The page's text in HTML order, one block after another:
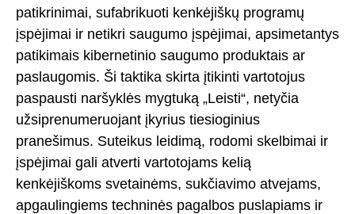
patikrinimai, sufabrikuoti kenkėjiškų programų
įspėjimai ir netikri saugumo įspėjimai, apsimetantys
patikimais kibernetinio saugumo produktais ar
paslaugomis. Ši taktika skirta įtikinti vartotojus
paspausti naršyklės mygtuką „Leisti“, netyčia
užsiprenumeruojant įkyrius tiesioginius
pranešimus. Suteikus leidimą, rodomi skelbimai ir
įspėjimai gali atverti vartotojams kelią
kenkėjiškoms svetainėms, sukčiavimo atvejams,
apgaulingiems techninės pagalbos puslapiams ir